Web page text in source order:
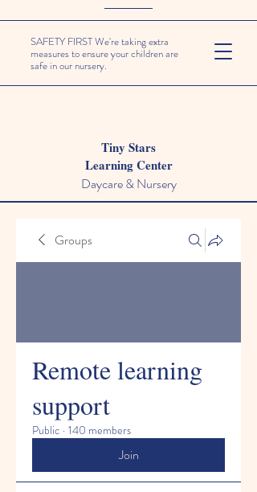
SAFETY FIRST We're taking extra
measures to ensure your children are
safe in our nursery.
Tiny Stars
Learning Center
Daycare & Nursery
Groups
Remote learning
support
Public · 140 members
Join